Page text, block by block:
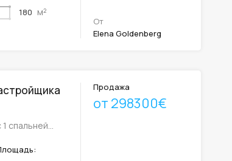
180 м²
От
Elena Goldenberg
спальней…
Продажа
от 298300€